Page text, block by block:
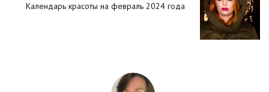
Календарь красоты на февраль 2024 года